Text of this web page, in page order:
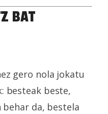
BAT
gero nola jokatu
besteak beste,
da, bestela